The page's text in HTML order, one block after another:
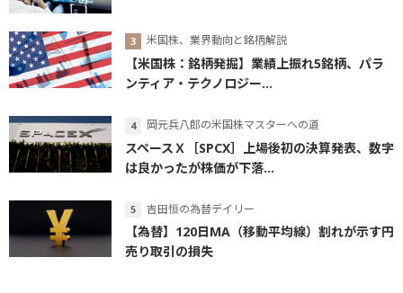
米国株、業界動向と銘柄解説
【米国株：銘柄発掘】業績上振れ5銘柄、パラ
ンティア・テクノロジー...
岡元兵八郎の米国株マスターへの道
スペースＸ［SPCX］上場後初の決算発表、数字
は良かったが株価が下落...
吉田恒の為替デイリー
【為替】120日MA（移動平均線）割れが示す円
売り取引の損失